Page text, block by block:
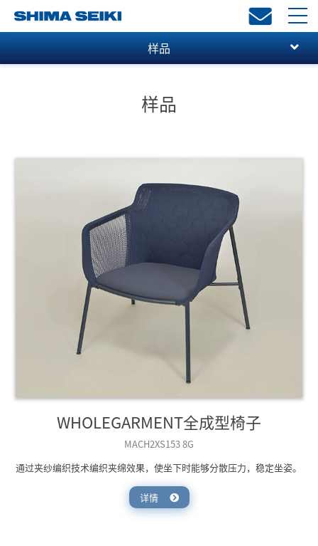
样品
样品
WHOLEGARMENT全成型椅子
MACH2XS153 8G
通过夹纱编织技术编织夹绵效果，使坐下时能够分散压力，稳定坐姿。
详情